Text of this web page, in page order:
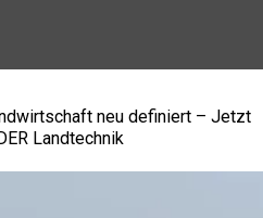
neu definiert – Jetzt
Landtechnik